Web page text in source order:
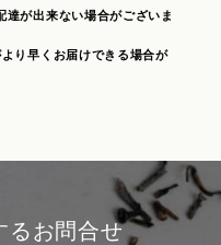
が出来ない場合がございま
り早くお届けできる場合が
るお問合せ